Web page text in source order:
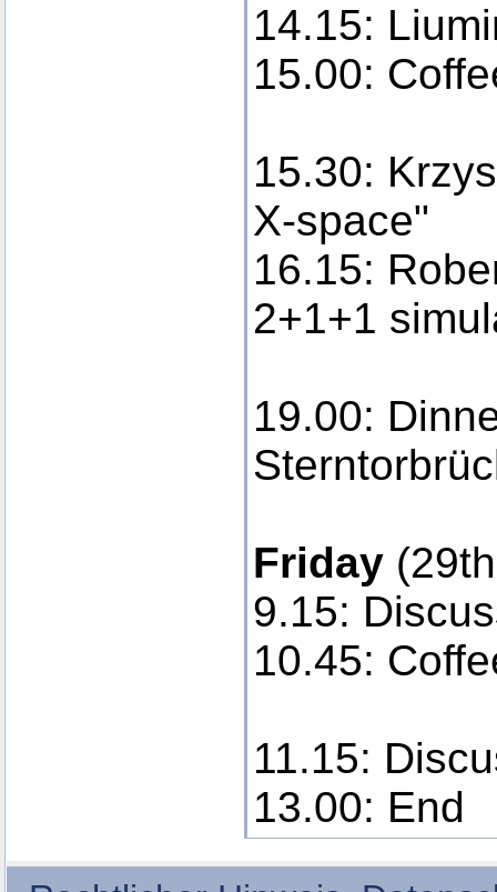
14.15:
15.00:
15.30:
X-space"
16.15:
2+1+1
19.00:
Friday
9.15:
10.45:
11.15:
13.00: End